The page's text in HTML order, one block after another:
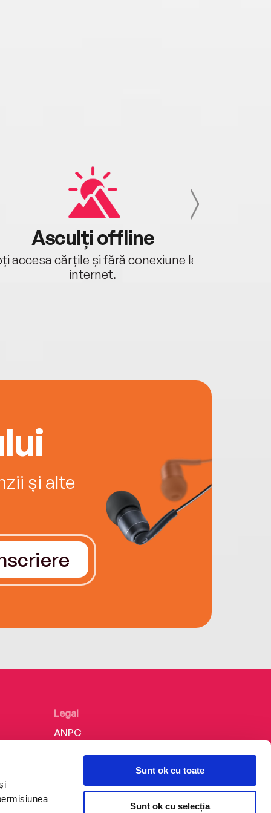
Sunt ok cu toate
Sunt ok cu selecția
Asculți offline
accesa cărțile și fără conexiune la
internet.
și alte
Legal
ANPC
Politica de confidențialitate
Termeni și condiții